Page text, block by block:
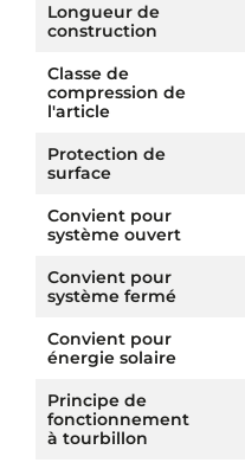
Longueur de
construction
Classe de
compression de
l'article
Protection de
surface
Convient pour
système ouvert
Convient pour
système fermé
Convient pour
énergie solaire
Principe de
fonctionnement
à tourbillon